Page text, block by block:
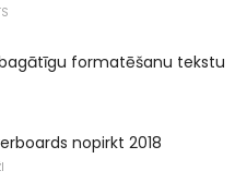
formatēšanu tekstu
nopirkt 2018